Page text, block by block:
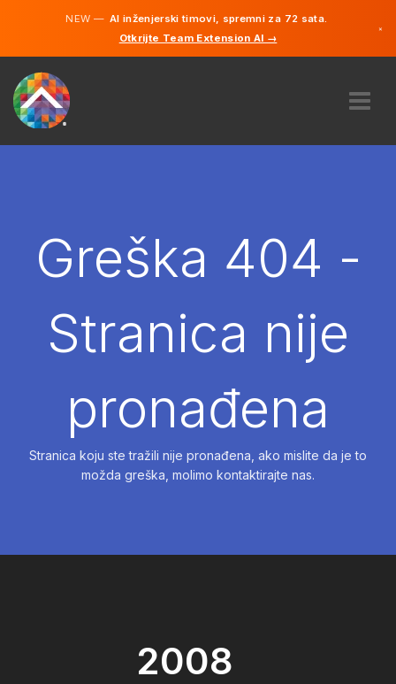
NEW —AI inženjerski timovi, spremni za 72 sata.
Otkrijte Team Extension AI →
×
NAJAMGreška 404 -
Stranica nije
pronađena
Stranica koju ste tražili nije pronađena, ako mislite da je to
možda greška, molimo kontaktirajte nas.
2008